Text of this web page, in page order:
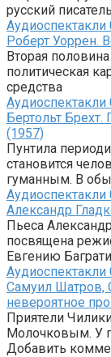
русский
Аудиоспектакли
Роберт Уоррен.
Вторая
политическая
средства
Аудиоспектакли
Бертольт Брехт.
(1957)
Пунтила
становится
гуманным. В
Аудиоспектакли
Александр
Пьеса
посвящена
Евгению
Аудиоспектакли
Самуил Шатров,
невероятное
Приятели
Молочковым. У
Добавить